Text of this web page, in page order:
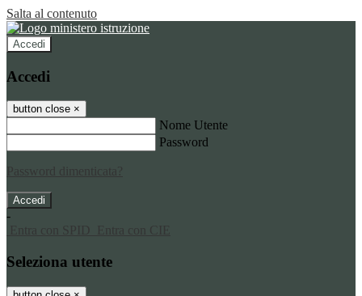
Salta al contenuto
Accedi
Accedi
button close ×
Nome Utente
Password
Password dimenticata?
-
Entra con SPID
Entra con CIE
Seleziona utente